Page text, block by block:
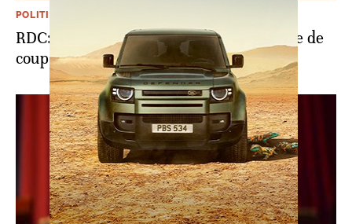
POLITIQUE
RDC: ouverture du procès de la «tentative de
coup d’Etat» du 19 mai